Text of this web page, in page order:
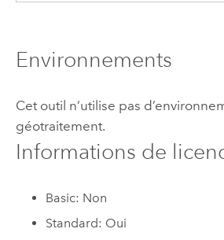
Environnements
Cet outil n’utilise pas
géotraitement.
Informations de
Basic: Non
Standard: Oui